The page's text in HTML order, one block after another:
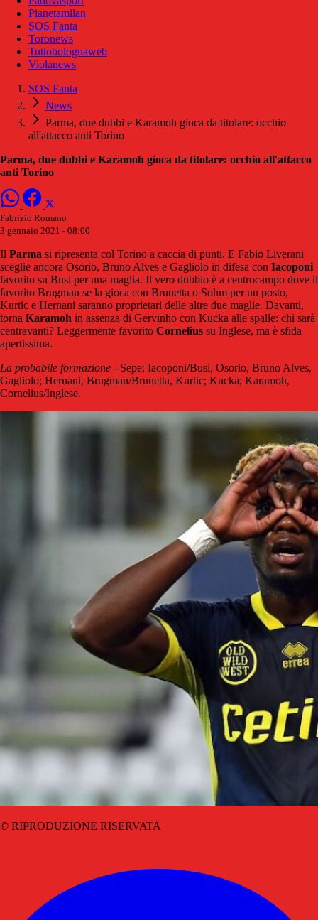
Pianetamilan
SOS Fanta
Toronews
Tuttobolognaweb
Violanews
SOS Fanta
News
Parma, due dubbi e Karamoh gioca da titolare: occhio
all'attacco anti Torino
Parma, due dubbi e Karamoh gioca da titolare: occhio all'attacco
anti Torino
Fabrizio Romano
3 gennaio 2021 - 08:00
Il Parma si ripresenta col Torino a caccia di punti. E Fabio Liverani
sceglie ancora Osorio, Bruno Alves e Gagliolo in difesa con Iacoponi
favorito su Busi per una maglia. Il vero dubbio è a centrocampo dove il
favorito Brugman se la gioca con Brunetta o Sohm per un posto,
Kurtic e Hernani saranno proprietari delle altre due maglie. Davanti,
torna Karamoh in assenza di Gervinho con Kucka alle spalle: chi sarà
centravanti? Leggermente favorito Cornelius su Inglese, ma è sfida
apertissima.
La probabile formazione - Sepe; Iacoponi/Busi, Osorio, Bruno Alves,
Gagliolo; Hernani, Brugman/Brunetta, Kurtic; Kucka; Karamoh,
Cornelius/Inglese.
© RIPRODUZIONE RISERVATA